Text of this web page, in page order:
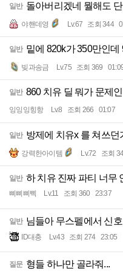
일반 돌아버리겠네 뭘해도
야핸데영 Lv.67 조회 344
일반 밑에 820k가 350만인데
빚과송금 Lv.75 조회 369
일반 860 치유 딜 뭐가 문제
잉잉잉힝항 Lv.8 조회 266 01:07
일반 방제에 치유x 를 쳐쓰던
강력한아이템 Lv.72 조회
일반 하 치유 진짜 파티 너무
삐삐삐삑 Lv.11 조회 360 23:37
일반 님들아 무스펠에서 신
ID대충 Lv.43 조회 274 23:05
질문 형들 하나만 골라줘...